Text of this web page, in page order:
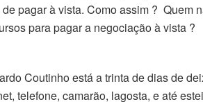
pagar à vista. Como assim ? Quem
para pagar a negociação à vista ?
Coutinho está a trinta de dias de
telefone, camarão, lagosta, e até